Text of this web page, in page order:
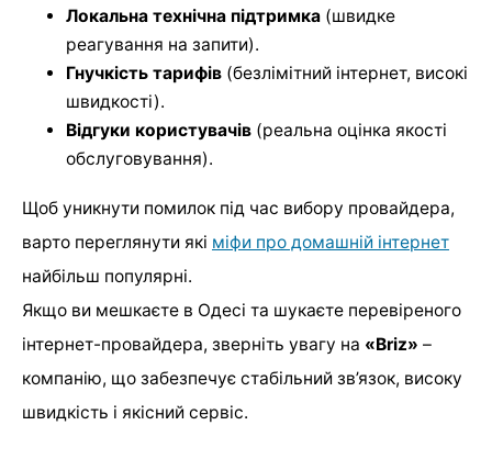
Локальна технічна підтримка (швидке
реагування на запити).
Гнучкість тарифів (безлімітний інтернет, високі
швидкості).
Відгуки користувачів (реальна оцінка якості
обслуговування).
Щоб уникнути помилок під час вибору провайдера,
варто переглянути які міфи про домашній інтернет
найбільш популярні.
Якщо ви мешкаєте в Одесі та шукаєте перевіреного
інтернет-провайдера, зверніть увагу на «Briz» –
компанію, що забезпечує стабільний зв’язок, високу
швидкість і якісний сервіс.